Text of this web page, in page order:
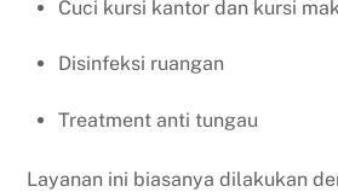
Cuci kursi kantor dan kursi
Disinfeksi ruangan
Treatment anti tungau
Layanan ini biasanya dilakukan